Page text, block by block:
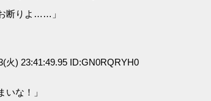
断りよ……」
火) 23:41:49.95 ID:GN0RQRYH0
いな！」